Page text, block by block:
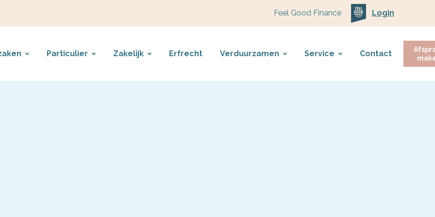
Feel Good Finance Login
Particulier Zakelijk Erfrecht Verduurzamen Service Contact